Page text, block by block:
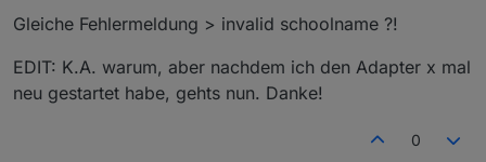
Gleiche Fehlermeldung > invalid schoolname ?!
EDIT: K.A. warum, aber nachdem ich den Adapter x mal
neu gestartet habe, gehts nun. Danke!
0